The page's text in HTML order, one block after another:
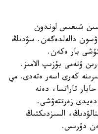
شىعىس لوندون
دالەلدەگەن. سۋدىڭ
بار ەكەن.
ۇنەمى بۇزىپ الامىز.
كەرى اسەر ەتەدى. مي
تاراتسا، دەنە
زەرتتەۋشى.
السىزدىكتىڭ
دۇرىس.